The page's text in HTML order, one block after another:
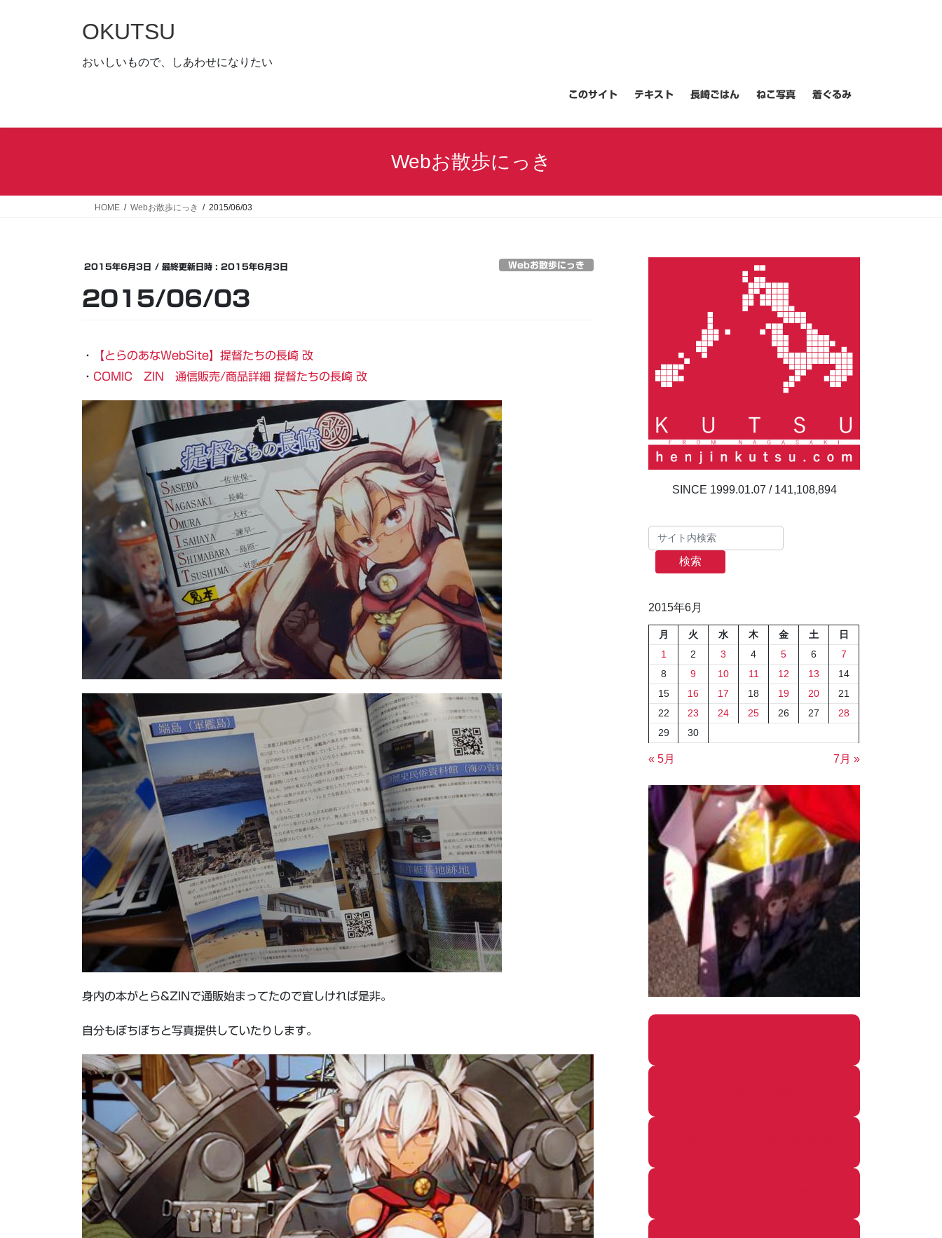
キ
に
OKUTSU
おいしいもので、しあわせになりたい
このサイト テキスト 長崎ごはん ねこ写真 着ぐるみ
Webお散歩にっき
HOME Webお散歩にっき 2015/06/03
2015年6月3日 / 最終更新日時 : 2015年6月3日 Webお散歩にっき
2015/06/03
・
【とらのあなWebSite】提督たちの長崎 改
・ COMIC ZIN 通信販売/商品詳細 提督たちの長崎 改
身内の本がとら&ZINで通販始まってたので宜しければ是非。
自分もぼちぼちと写真提供していたりします。
141,108,894
検索
2015年6月
月 火 水 木 金 土
日
1
2 3 4 5 6
7
8
9 10 11 12 13
14
15
16 17 18 19 20
21
22
23 24 25 26 27
28
29
30
« 5月 7月 »